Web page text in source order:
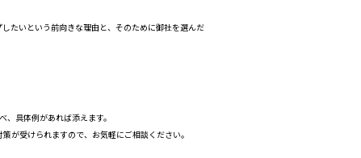
たいという前向きな理由と、そのために御社を選んだ
具体例があれば添えます。
が受けられますので、お気軽にご相談ください。